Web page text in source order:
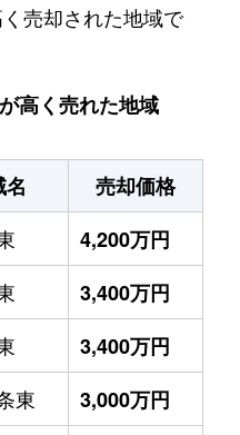
売却された地域で
高く売れた地域
売却価格
4,200万円
3,400万円
3,400万円
東
3,000万円